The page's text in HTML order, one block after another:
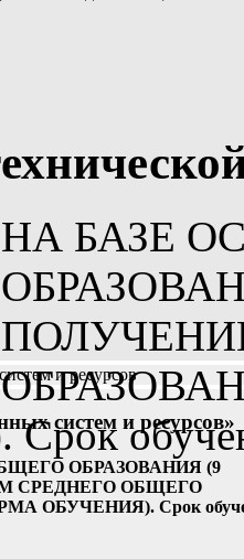
систем и ресурсов»
ОБРАЗОВАНИЯ (9
СРЕДНЕГО ОБЩЕГО
ОБУЧЕНИЯ). Срок
НА БАЗЕ